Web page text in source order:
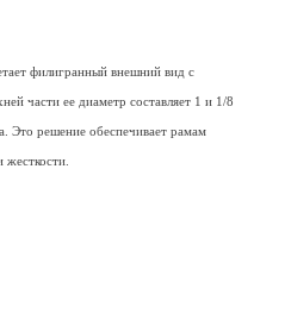
филигранный внешний вид с
части ее диаметр составляет 1 и 1/8
решение обеспечивает рамам